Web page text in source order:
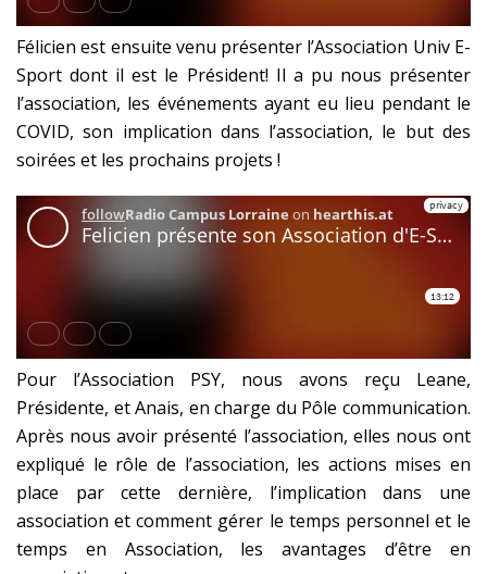
Félicien est ensuite venu présenter l’Association Univ E-
Sport dont il est le Président! Il a pu nous présenter
l’association, les événements ayant eu lieu pendant le
COVID, son implication dans l’association, le but des
soirées et les prochains projets !
Pour l’Association PSY, nous avons reçu Leane,
Présidente, et Anais, en charge du Pôle communication.
Après nous avoir présenté l’association, elles nous ont
expliqué le rôle de l’association, les actions mises en
place par cette dernière, l’implication dans une
association et comment gérer le temps personnel et le
temps en Association, les avantages d’être en